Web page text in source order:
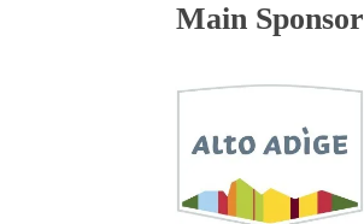
Main Sponsor